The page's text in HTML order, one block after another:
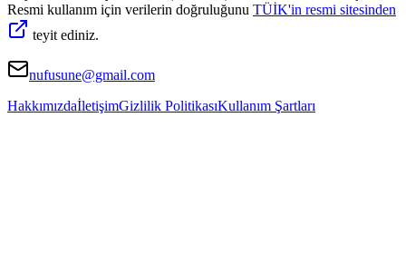
Resmi kullanım için verilerin doğruluğunu TÜİK'in resmi sitesinden
teyit ediniz.
nufusune@gmail.com
HakkımızdaİletişimGizlilik PolitikasıKullanım Şartları